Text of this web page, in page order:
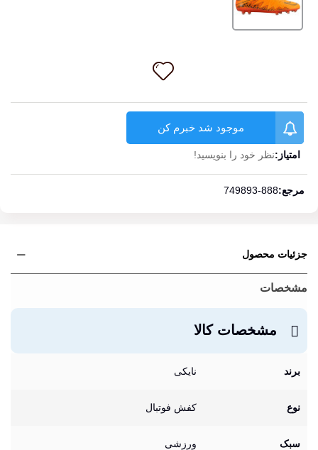
موجود شد خبرم کن
امتیاز:نظر خود را بنویسید!
مرجع:749893-888
جزئیات محصول
مشخصات
مشخصات کالا
برند نایکی
نوع کفش فوتبال
سبک ورزشی